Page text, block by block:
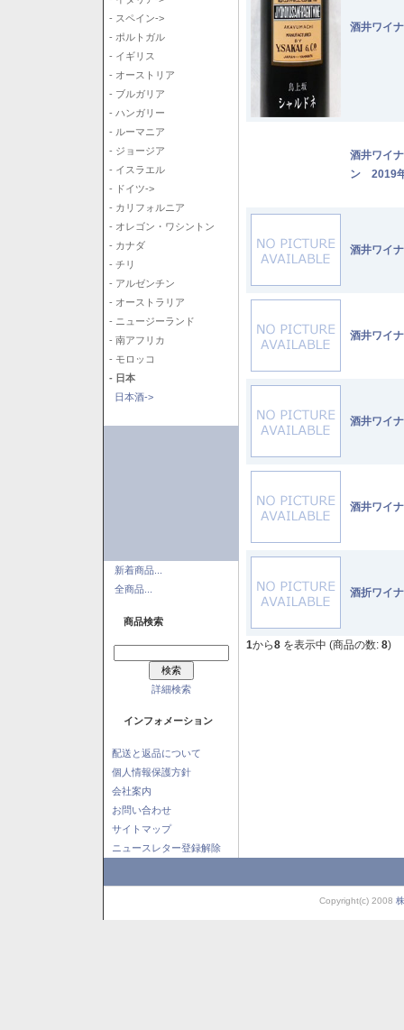
- スペイン->
- ポルトガル
- イギリス
- オーストリア
- ブルガリア
- ハンガリー
- ルーマニア
- ジョージア
- イスラエル
- ドイツ->
- カリフォルニア
- オレゴン・ワシントン
- カナダ
- チリ
- アルゼンチン
- オーストラリア
- ニュージーランド
- 南アフリカ
- モロッコ
- 日本
日本酒->
新着商品...
全商品...
商品検索
詳細検索
インフォメーション
配送と返品について
個人情報保護方針
会社案内
お問い合わせ
サイトマップ
ニュースレター登録解除
酒井ワイ
酒井ワイ
ン 2019
酒井ワイ
酒井ワイ
酒井ワイ
酒井ワイ
酒折ワイ
1から8 を表示中 (商品の数: 8)
Copyright(c) 2008